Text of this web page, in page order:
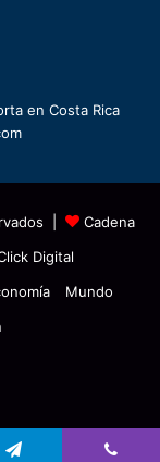
en Costa Rica
|
Cadena
Digital
Mundo